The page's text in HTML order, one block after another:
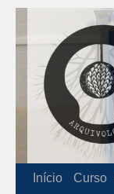
Início Curso